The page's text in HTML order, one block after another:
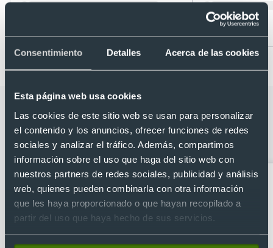
Consentimiento Detalles Acerca de las cookies
Esta página web usa cookies
Las cookies de este sitio web se usan para personalizar
el contenido y los anuncios, ofrecer funciones de redes
sociales y analizar el tráfico. Además, compartimos
información sobre el uso que haga del sitio web con
nuestros partners de redes sociales, publicidad y análisis
web, quienes pueden combinarla con otra información
que les haya proporcionado o que hayan recopilado a
partir del uso que haya hecho de sus servicios.
Categorías relacionadas con Bolígrafo
ecológico de aluminio reciclado
acabado brillante pulsador retráctil